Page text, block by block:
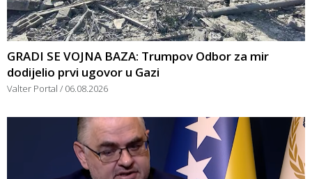
GRADI SE VOJNA BAZA: Trumpov Odbor za mir
dodijelio prvi ugovor u Gazi
Valter Portal 06.08.2026